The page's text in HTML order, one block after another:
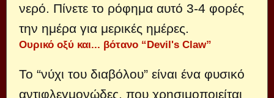
νερό. Πίνετε το ρόφημα αυτό 3-4 φορές
την ημέρα για μερικές ημέρες.
Ουρικό οξύ και... βότανο “Devil's Claw”
Το “νύχι του διαβόλου” είναι ένα φυσικό
αντιφλεγμονώδες, που χρησιμοποιείται